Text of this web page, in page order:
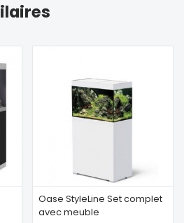
Oase StyleLine Set complet
avec meuble